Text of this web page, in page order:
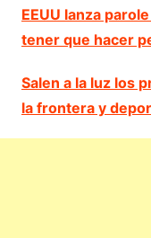
EEUU lanza
tener que hacer
Salen a la luz los
la frontera y